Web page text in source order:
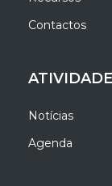
Contactos
Notícias
Agenda